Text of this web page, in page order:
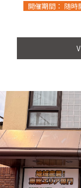
開催期間： 随時